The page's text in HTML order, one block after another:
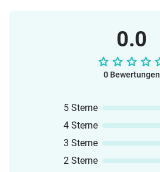
0.0
0 Bewertungen
5 Sterne
4 Sterne
3 Sterne
2 Sterne